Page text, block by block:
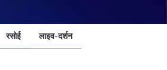
रसोई लाइव-दर्शन